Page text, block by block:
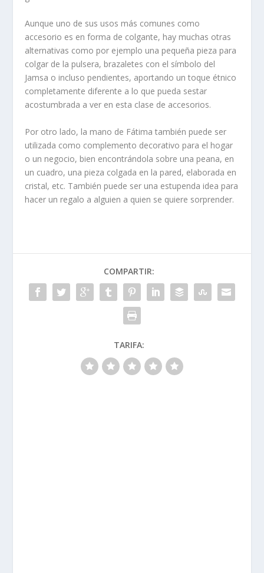
Aunque uno de sus usos más comunes como
accesorio es en forma de colgante, hay muchas otras
alternativas como por ejemplo una pequeña pieza para
colgar de la pulsera, brazaletes con el símbolo del
Jamsa o incluso pendientes, aportando un toque étnico
completamente diferente a lo que pueda sestar
acostumbrada a ver en esta clase de accesorios.
Por otro lado, la mano de Fátima también puede ser
utilizada como complemento decorativo para el hogar
o un negocio, bien encontrándola sobre una peana, en
un cuadro, una pieza colgada en la pared, elaborada en
cristal, etc. También puede ser una estupenda idea para
hacer un regalo a alguien a quien se quiere sorprender.
COMPARTIR:
TARIFA: